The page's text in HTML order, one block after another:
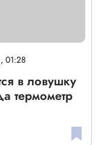
01:28
в ловушку
термометр